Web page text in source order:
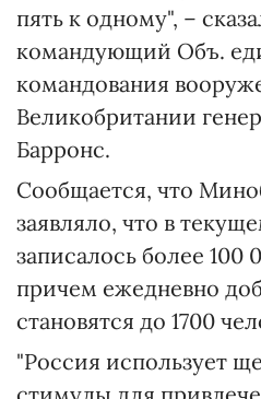
пять к одному", –
командующий Объ.
командования
Великобритании
Барронс.
Сообщается, что
заявляло, что в
записалось более 100
причем ежедневно
становятся до 1700
"Россия использует